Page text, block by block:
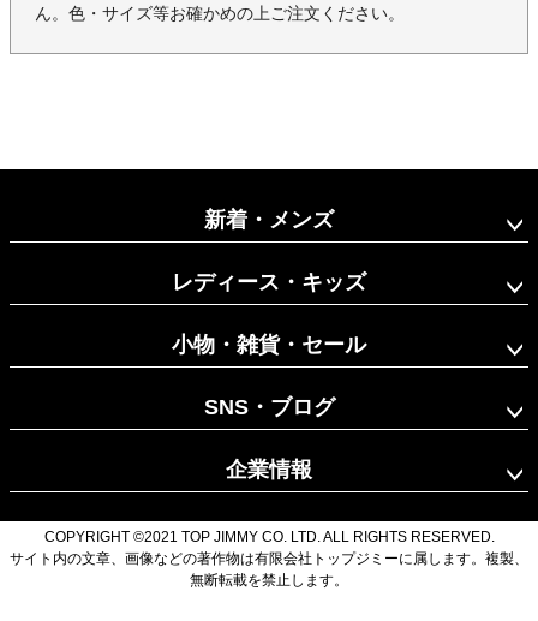
ん。色・サイズ等お確かめの上ご注文ください。
新着・メンズ
レディース・キッズ
小物・雑貨・セール
SNS・ブログ
企業情報
COPYRIGHT ©2021 TOP JIMMY CO. LTD. ALL RIGHTS RESERVED.
サイト内の文章、画像などの著作物は有限会社トップジミーに属します。複製、
無断転載を禁止します。